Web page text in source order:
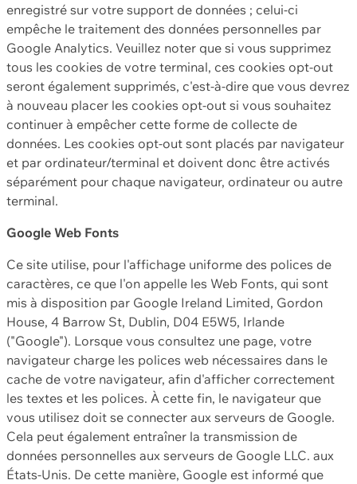
enregistré sur votre support de données ; celui-ci
empêche le traitement des données personnelles par
Google Analytics. Veuillez noter que si vous supprimez
tous les cookies de votre terminal, ces cookies opt-out
seront également supprimés, c'est-à-dire que vous devrez
à nouveau placer les cookies opt-out si vous souhaitez
continuer à empêcher cette forme de collecte de
données. Les cookies opt-out sont placés par navigateur
et par ordinateur/terminal et doivent donc être activés
séparément pour chaque navigateur, ordinateur ou autre
terminal.
Google Web Fonts
Ce site utilise, pour l'affichage uniforme des polices de
caractères, ce que l'on appelle les Web Fonts, qui sont
mis à disposition par Google Ireland Limited, Gordon
House, 4 Barrow St, Dublin, D04 E5W5, Irlande
("Google"). Lorsque vous consultez une page, votre
navigateur charge les polices web nécessaires dans le
cache de votre navigateur, afin d'afficher correctement
les textes et les polices. À cette fin, le navigateur que
vous utilisez doit se connecter aux serveurs de Google.
Cela peut également entraîner la transmission de
données personnelles aux serveurs de Google LLC. aux
États-Unis. De cette manière, Google est informé que